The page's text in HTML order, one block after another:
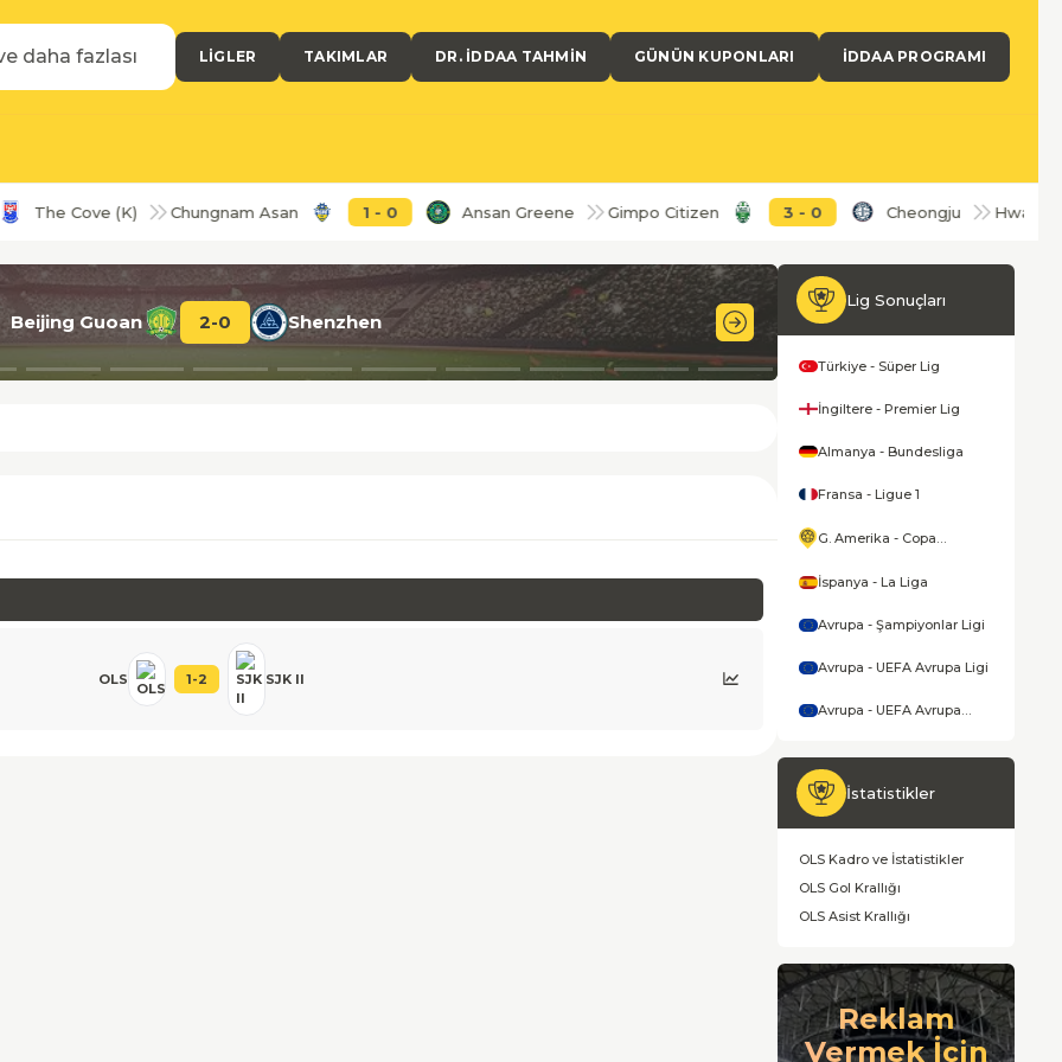
LIGLER TAKIMLAR DR. İDDAA TAHMIN GÜNÜN KUPONLARI İDDAA PROGRAMI
The Cove (K) Chungnam Asan 1- Ansan Greene Gimpo Citizen 3 Cheongju Hwaseong
Beijing Guoan 2-0 Shenzhen 57'
OLS 1-2 SJK II
Lig Sonuçları
Türkiye - Süper Lig
İngiltere - Premier Lig
Almanya - Bundesliga
Fransa - Ligue 1
G. Amerika - Copa
İspanya - La Liga
Avrupa - Şampiyonlar Ligi
Avrupa - UEFA Avrupa Ligi
Avrupa - UEFA Avrupa
İstatistikler
OLS Kadro ve İstatistikler
OLS Gol Krallığı
OLS Asist Krallığı
Reklam
Vermek İçin